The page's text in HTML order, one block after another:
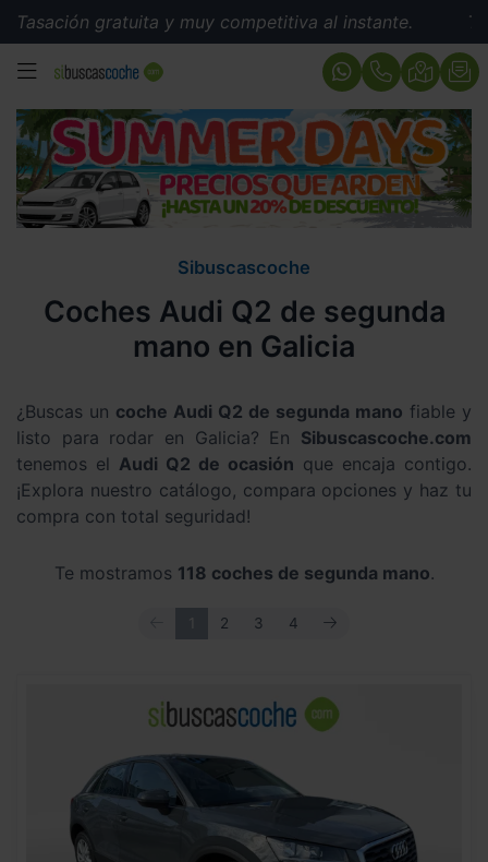
gratuita y muy competitiva al instante. Tasación
MENÚ
Sibuscascoche
Coches Audi Q2 de segunda
mano en Galicia
¿Buscas un coche Audi Q2 de segunda mano fiable y
listo para rodar en Galicia? En Sibuscascoche.com
tenemos el Audi Q2 de ocasión que encaja contigo.
¡Explora nuestro catálogo, compara opciones y haz tu
compra con total seguridad!
Te mostramos 118 coches de segunda mano.
ANTERIOR
2 3 4 SIGUIENTE